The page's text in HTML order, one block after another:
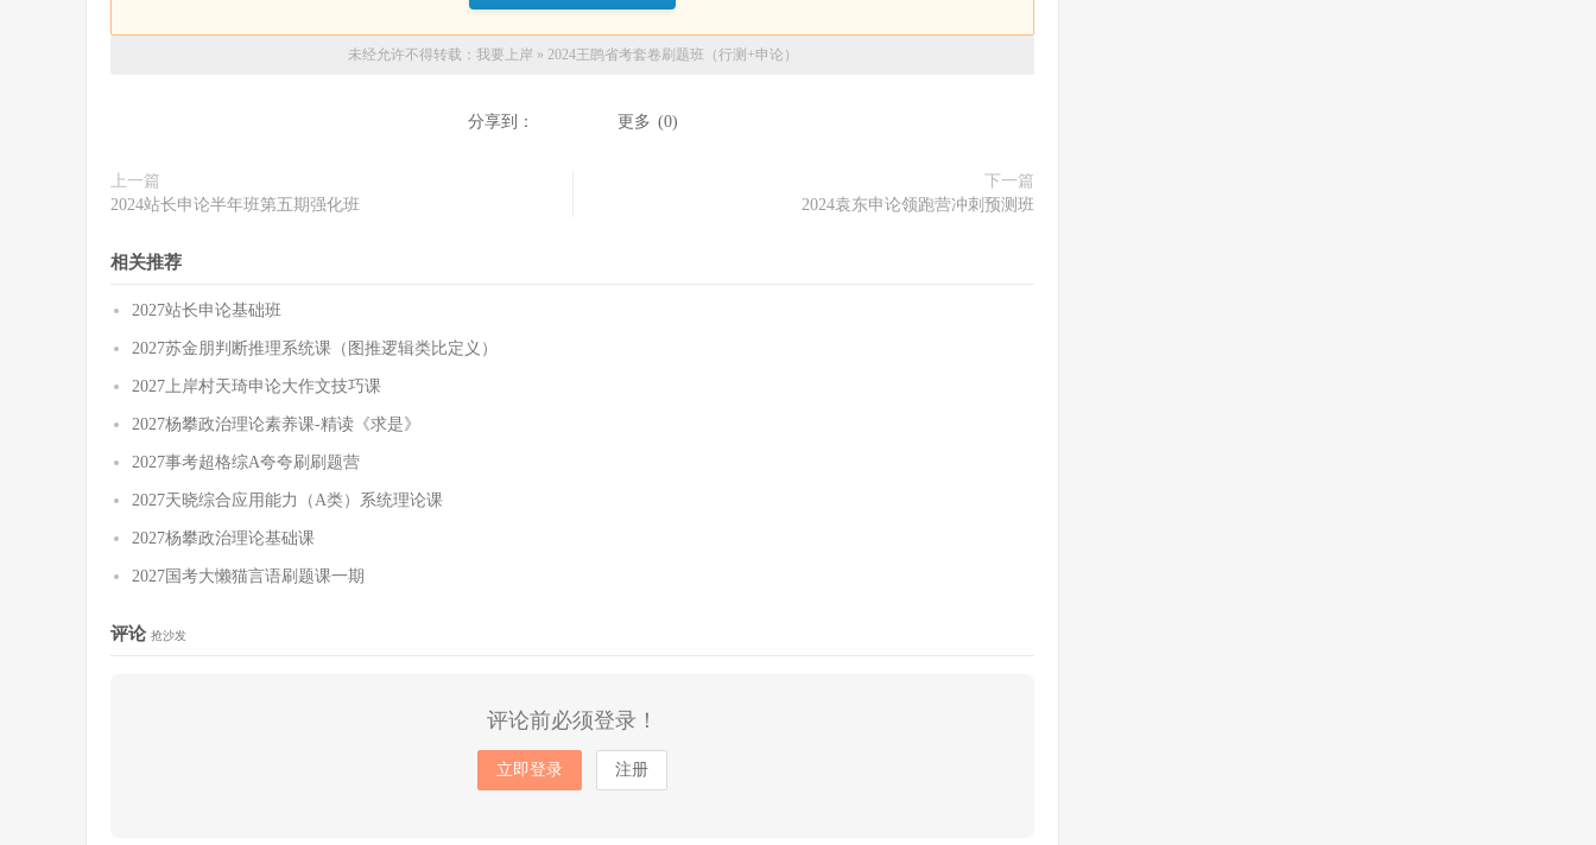
未经允许不得转载： 我要上岸 » 2024王鹍省考套卷刷题班（行测+申论）
分享到： 更多 (0)
上一篇
2024站长申论半年班第五期强化班
下一篇
2024袁东申论领跑营冲刺预测班
相关推荐
2027站长申论基础班
2027苏金朋判断推理系统课（图推逻辑类比定义）
2027上岸村天琦申论大作文技巧课
2027杨攀政治理论素养课-精读《求是》
2027事考超格综A夸夸刷刷题营
2027天晓综合应用能力（A类）系统理论课
2027杨攀政治理论基础课
2027国考大懒猫言语刷题课一期
评论 抢沙发
评论前必须登录！
立即登录 注册